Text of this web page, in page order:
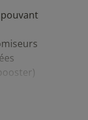
vapeur tout en